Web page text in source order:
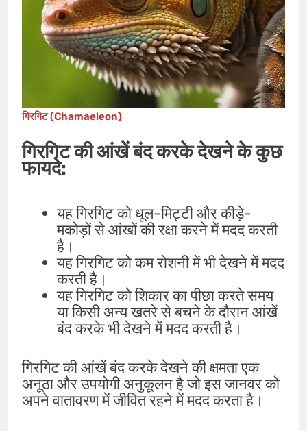
गिरगिट (Chamaeleon)
गिरगिट की आंखें बंद करके देखने के कुछ
फायदे:
यह गिरगिट को धूल-मिट्टी और कीड़े-
मकोड़ों से आंखों की रक्षा करने में मदद करती
है।
यह गिरगिट को कम रोशनी में भी देखने में मदद
करती है।
यह गिरगिट को शिकार का पीछा करते समय
या किसी अन्य खतरे से बचने के दौरान आंखें
बंद करके भी देखने में मदद करती है।
गिरगिट की आंखें बंद करके देखने की क्षमता एक
अनूठा और उपयोगी अनुकूलन है जो इस जानवर को
अपने वातावरण में जीवित रहने में मदद करता है।